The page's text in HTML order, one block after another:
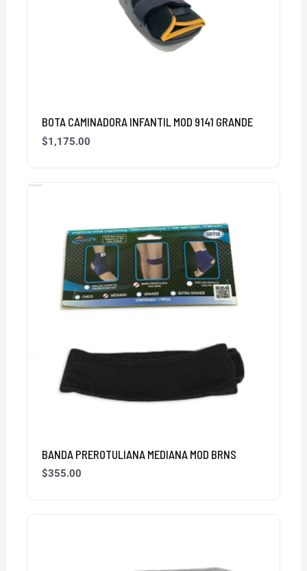
BOTA CAMINADORA INFANTIL MOD 9141 GRANDE
$1,175.00
BANDA PREROTULIANA MEDIANA MOD BRNS
$355.00